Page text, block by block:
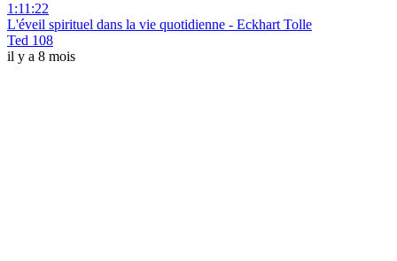
1:11:22
L'éveil spirituel dans la vie quotidienne - Eckhart Tolle
Ted 108
il y a 8 mois